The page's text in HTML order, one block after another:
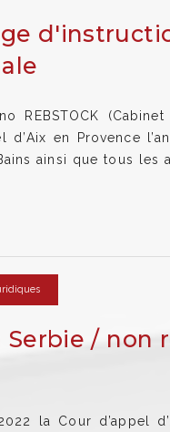
REBSTOCK
d’Aix en Provence
ainsi que tous
/ non
la Cour d’appel